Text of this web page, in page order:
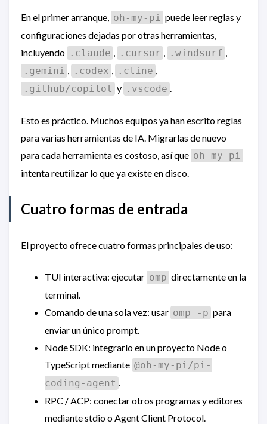
En el primer arranque, oh-my-pi puede leer reglas y
configuraciones dejadas por otras herramientas,
incluyendo .claude , .cursor , .windsurf ,
.gemini , .codex , .cline ,
.github/copilot y .vscode .
Esto es práctico. Muchos equipos ya han escrito reglas
para varias herramientas de IA. Migrarlas de nuevo
para cada herramienta es costoso, así que oh-my-pi
intenta reutilizar lo que ya existe en disco.
Cuatro formas de entrada
El proyecto ofrece cuatro formas principales de uso:
TUI interactiva: ejecutar omp directamente en la
terminal.
Comando de una sola vez: usar omp -p para
enviar un único prompt.
Node SDK: integrarlo en un proyecto Node o
TypeScript mediante @oh-my-pi/pi-
coding-agent .
RPC / ACP: conectar otros programas y editores
mediante stdio o Agent Client Protocol.